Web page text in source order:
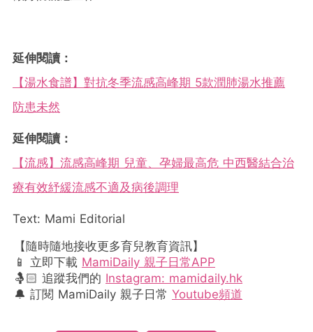
延伸閱讀：
【湯水食譜】對抗冬季流感高峰期 5款潤肺湯水推薦
防患未然
延伸閱讀：
【流感】流感高峰期 兒童、孕婦最高危 中西醫結合治
療有效紓緩流感不適及病後調理
Text: Mami Editorial
【隨時隨地接收更多育兒教育資訊】
📱 立即下載 MamiDaily 親子日常APP
🤱🏻 追蹤我們的 Instagram: mamidaily.hk
🔔 訂閱 MamiDaily 親子日常 Youtube頻道